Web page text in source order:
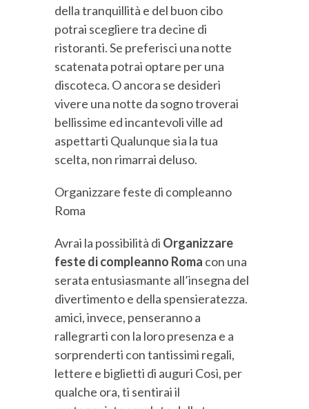
della tranquillità e del buon cibo
potrai scegliere tra decine di
ristoranti. Se preferisci una notte
scatenata potrai optare per una
discoteca. O ancora se desideri
vivere una notte da sogno troverai
bellissime ed incantevoli ville ad
aspettarti Qualunque sia la tua
scelta, non rimarrai deluso.
Organizzare feste di compleanno
Roma
Avrai la possibilità di Organizzare
feste di compleanno Roma con una
serata entusiasmante all’insegna del
divertimento e della spensieratezza.
amici, invece, penseranno a
rallegrarti con la loro presenza e a
sorprenderti con tantissimi regali,
lettere e biglietti di auguri Così, per
qualche ora, ti sentirai il